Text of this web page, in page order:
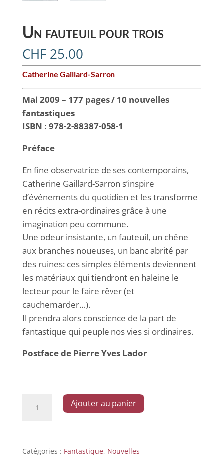
Un fauteuil pour trois
CHF25.00
Catherine Gaillard-Sarron
Mai 2009 – 177 pages / 10 nouvelles
fantastiques
ISBN : 978-2-88387-058-1
Préface
En fine observatrice de ses contemporains,
Catherine Gaillard-Sarron s’inspire
d’événements du quotidien et les transforme
en récits extra-ordinaires grâce à une
imagination peu commune.
Une odeur insistante, un fauteuil, un chêne
aux branches noueuses, un banc abrité par
des ruines: ces simples éléments deviennent
les matériaux qui tiendront en haleine le
lecteur pour le faire rêver (et
cauchemarder…).
Il prendra alors conscience de la part de
fantastique qui peuple nos vies si ordinaires.
Postface de Pierre Yves Lador
fauteuil
pour
Ajouter au panier
Catégories : Fantastique, Nouvelles